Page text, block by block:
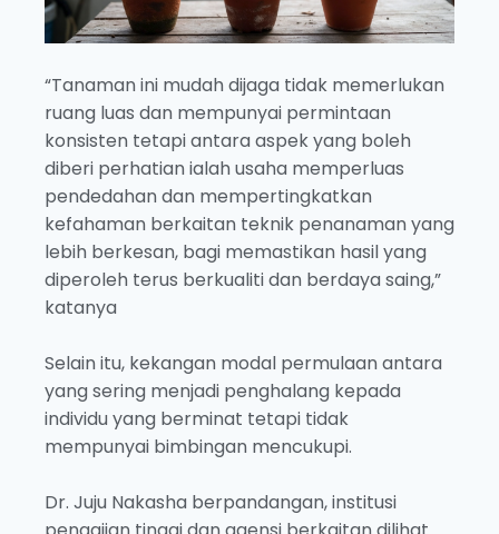
“Tanaman ini mudah dijaga tidak memerlukan
ruang luas dan mempunyai permintaan
konsisten tetapi antara aspek yang boleh
diberi perhatian ialah usaha memperluas
pendedahan dan mempertingkatkan
kefahaman berkaitan teknik penanaman yang
lebih berkesan, bagi memastikan hasil yang
diperoleh terus berkualiti dan berdaya saing,”
katanya
Selain itu, kekangan modal permulaan antara
yang sering menjadi penghalang kepada
individu yang berminat tetapi tidak
mempunyai bimbingan mencukupi.
Dr. Juju Nakasha berpandangan, institusi